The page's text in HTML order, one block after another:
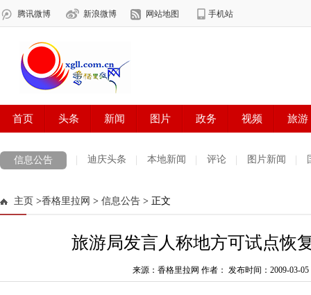
信息公告 迪庆头条 本地新闻 评论 图片新闻
主页 >香格里拉网 > 信息公告 > 正文
旅游局发言人称地方可试点恢
来源：香格里拉网 作者： 发布时间：2009-03-05